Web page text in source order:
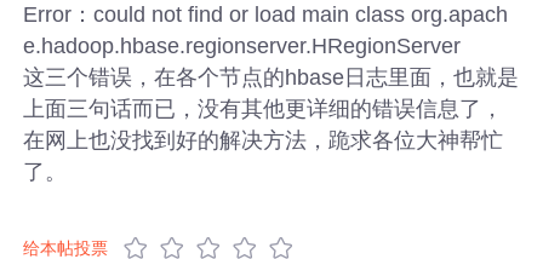
Error：could not find or load main class org.apach
e.hadoop.hbase.regionserver.HRegionServer
这三个错误，在各个节点的hbase日志里面，也就是
上面三句话而已，没有其他更详细的错误信息了，
在网上也没找到好的解决方法，跪求各位大神帮忙
了。
给本帖投票